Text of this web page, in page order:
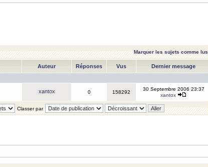
Marquer les sujets comme lus
Auteur Réponses Vus Dernier message
xantox 0 158292
30 Septembre 2006 23:37
xantox
Classer par